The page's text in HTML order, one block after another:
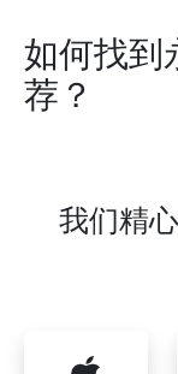
如何找到
荐？
我们精